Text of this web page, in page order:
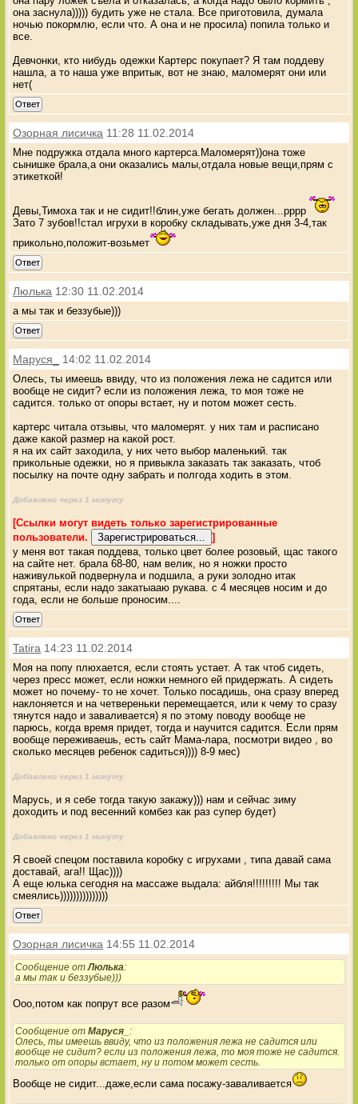
она заснула))))) будить уже не стала. Все приготовила, думала
ночью покормлю, если что. А она и не просила) попила только и
все.
Девчонки, кто нибудь одежки Картерс покупает? Я там поддеву
нашла, а то наша уже впритык, вот не знаю, маломерят они или
нет(
Ответ
Озорная лисичка 11:28 11.02.2014
Мне подружка отдала много картерса.Маломерят))она тоже
сынишке брала,а они оказались малы,отдала новые вещи,прям с
этикеткой!
Девы,Тимоха так и не сидит!!блин,уже бегать должен...рррр
Зато 7 зубов!!стал игрухи в коробку складывать,уже дня 3-4,так
прикольно,положит-возьмет
Ответ
Люлька 12:30 11.02.2014
а мы так и беззубые)))
Ответ
Маруся_ 14:02 11.02.2014
Олесь, ты имеешь ввиду, что из положения лежа не садится или
вообще не сидит? если из положения лежа, то моя тоже не
садится. только от опоры встает, ну и потом может сесть.
картерс читала отзывы, что маломерят. у них там и расписано
даже какой размер на какой рост.
я на их сайт заходила, у них чето выбор маленький. так
прикольные одежки, но я привыкла заказать так заказать, чтоб
посылку на почте одну забрать и полгода ходить в этом.
Добавлено через 1 минуту
[Ссылки могут видеть только зарегистрированные
пользователи.
]
у меня вот такая поддева, только цвет более розовый, щас такого
на сайте нет. брала 68-80, нам велик, но я ножки просто
наживулькой подвернула и подшила, а руки золодно итак
спрятаны, если надо закатыааю рукава. с 4 месяцев носим и до
года, если не больше проносим....
Ответ
Tatira 14:23 11.02.2014
Моя на попу плюхается, если стоять устает. А так чтоб сидеть,
через пресс может, если ножки немного ей придержать. А сидеть
может но почему- то не хочет. Только посадишь, она сразу вперед
наклоняется и на четвереньки перемещается, или к чему то сразу
тянутся надо и заваливается) я по этому поводу вообще не
парюсь, когда время придет, тогда и научится садится. Если прям
вообще переживаешь, есть сайт Мама-лара, посмотри видео , во
сколько месяцев ребенок садиться)))) 8-9 мес)
Добавлено через 1 минуту
Марусь, и я себе тогда такую закажу))) нам и сейчас зиму
доходить и под весенний комбез как раз супер будет)
Добавлено через 1 минуту
Я своей спецом поставила коробку с игрухами , типа давай сама
доставай, ага!! Щас))))
А еще юлька сегодня на массаже выдала: айбля!!!!!!!!! Мы так
смеялись)))))))))))))))
Ответ
Озорная лисичка 14:55 11.02.2014
Сообщение отЛюлька:
а мы так и беззубые)))
Ооо,потом как попрут все разом
Сообщение отМаруся_ :
Олесь, ты имеешь ввиду, что из положения лежа не садится или
вообще не сидит? если из положения лежа, то моя тоже не садится.
только от опоры встает, ну и потом может сесть.
Вообще не сидит...даже,если сама посажу-заваливается